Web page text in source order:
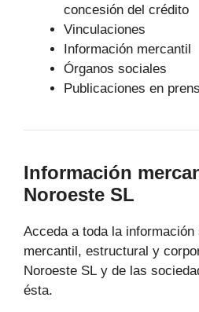
concesión del crédito
Vinculaciones
Información mercantil
Órganos sociales
Publicaciones en
Información
Noroeste SL
Acceda a toda la
mercantil, estructural y
Noroeste SL y de las
ésta.